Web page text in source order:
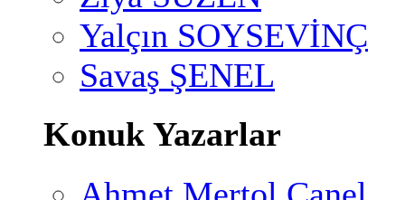
Yalçın SOYSEVİNÇ
Savaş ŞENEL
Konuk Yazarlar